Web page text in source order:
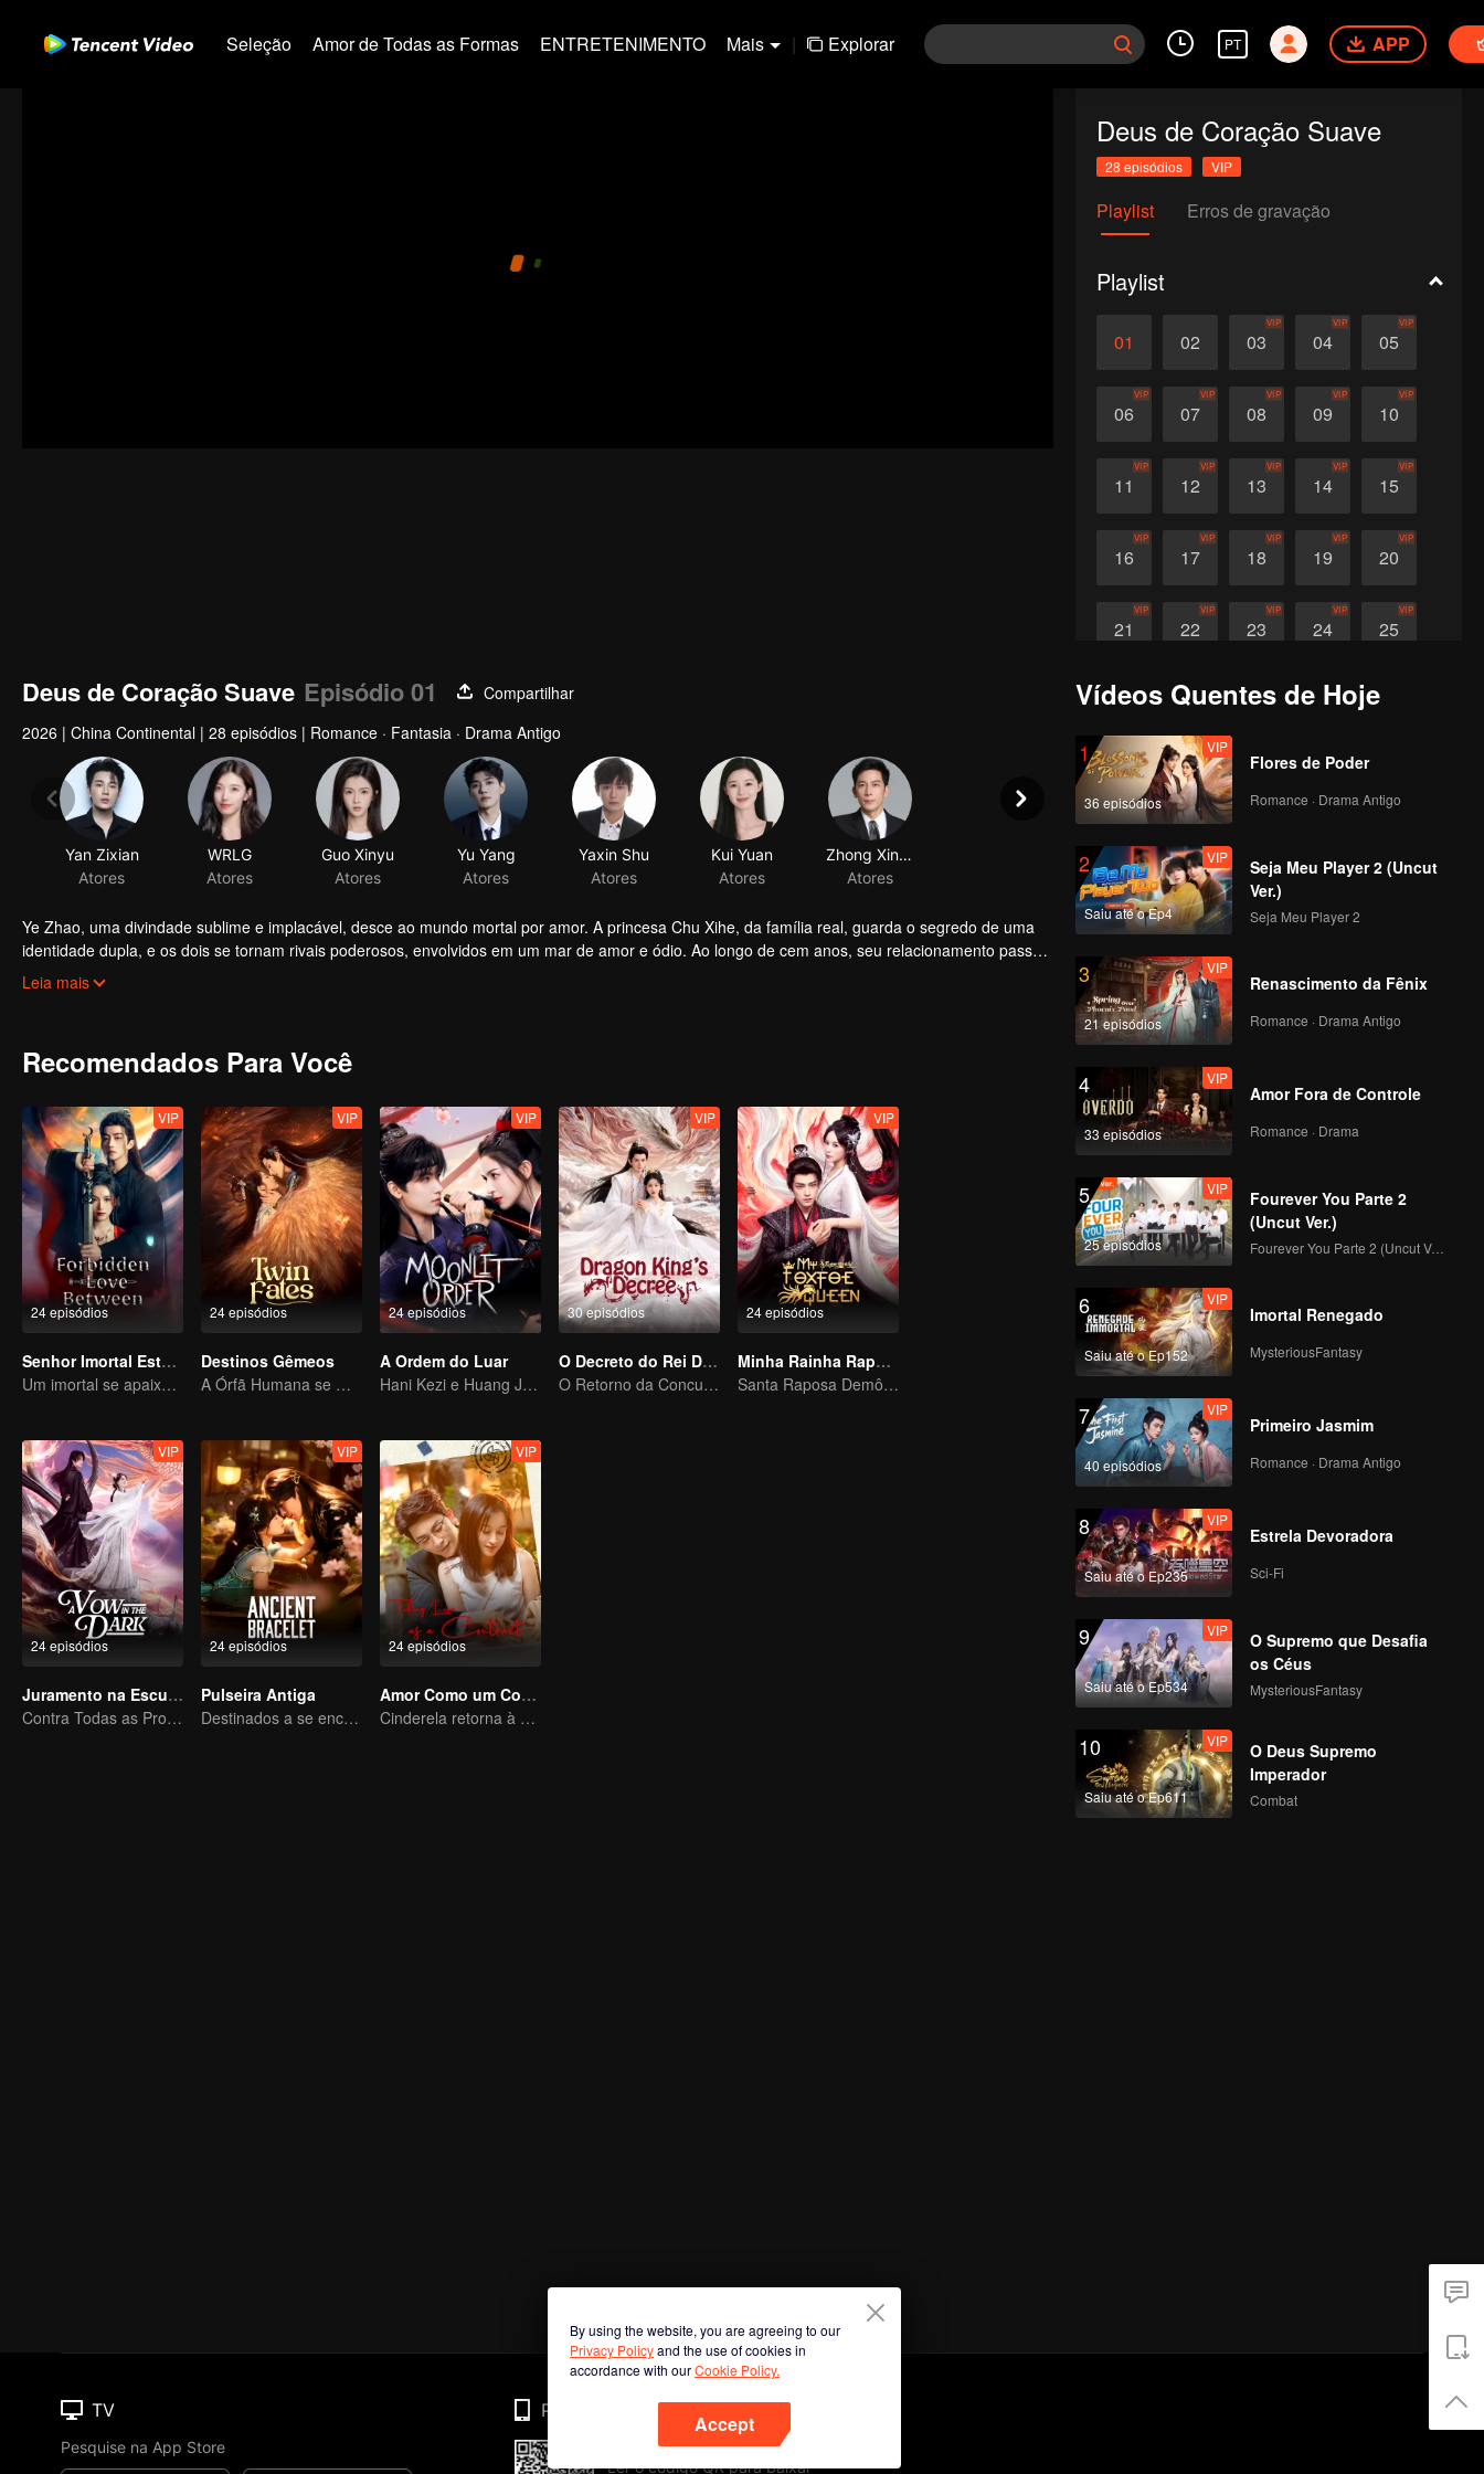
Seleção Amor de Todas as Formas ENTRETENIMENTO Mais | Explorar PT APP
Deus de Coração Suave
28 episódios VIP
Playlist Erros de gravação
Playlist
01 02 03
VIP
04
VIP
05
VIP
06
VIP
07
VIP
08
VIP
09
VIP
10
VIP
11
VIP
12
VIP
13
VIP
14
VIP
15
VIP
16
VIP
17
VIP
18
VIP
19
VIP
20
VIP
21
VIP
22
VIP
23
VIP
24
VIP
25
VIP
26 27 28
Deus de Coração Suave Episódio 01
Compartilhar
2026 | China Continental | 28 episódios | Romance · Fantasia · Drama Antigo
Yan Zixian
Atores
WRLG
Atores
Guo Xinyu
Atores
Yu Yang
Atores
Yaxin Shu
Atores
Kui Yuan
Atores
Zhong Xinghui
Atores
Ye Zhao, uma divindade sublime e implacável, desce ao mundo mortal por amor. A princesa Chu Xihe, da família real, guarda o segredo de uma
identidade dupla, e os dois se tornam rivais poderosos, envolvidos em um mar de amor e ódio. Ao longo de cem anos, seu relacionamento passa
do amor à primeira vista para um ressentimento profundo, enquanto um romance puro, mas fatídico, transcende a reencarnação—revelando
Leia mais
Recomendados Para Você
24 episódios
VIP
Senhor Imortal Está Em Apuros
Um imortal se apaixona por uma bruxa
24 episódios
VIP
Destinos Gêmeos
A Órfã Humana se Oferece para se Ligar à Besta Divina
24 episódios
VIP
A Ordem do Luar
Hani Kezi e Huang Junjie na Teia de Intrigas
30 episódios
VIP
O Decreto do Rei Dragão
O Retorno da Concubina Ridicularizada
24 episódios
VIP
Minha Rainha Raposa
Santa Raposa Demônio Supera o Exorcista
24 episódios
VIP
Juramento na Escuridão
Contra Todas as Probabilidades: O Amor Mortal do Lorde Demônio
24 episódios
VIP
Pulseira Antiga
Destinados a se encontrarem em três vidas, unidos por um único pensamento
24 episódios
VIP
Amor Como um Contrato
Cinderela retorna à alta sociedade e encontra o amor com o presidente
Vídeos Quentes de Hoje
1
36 episódios
VIP
Flores de Poder
Romance · Drama Antigo
2
Saiu até o Ep4
VIP
Seja Meu Player 2 (Uncut
Ver.)
Seja Meu Player 2
3
21 episódios
VIP
Renascimento da Fênix
Romance · Drama Antigo
4
33 episódios
VIP
Amor Fora de Controle
Romance · Drama
5
25 episódios
VIP
Fourever You Parte 2
(Uncut Ver.)
Fourever You Parte 2 (Uncut Ver.)
6
Saiu até o Ep152
VIP
Imortal Renegado
MysteriousFantasy
7
40 episódios
VIP
Primeiro Jasmim
Romance · Drama Antigo
8
Saiu até o Ep235
VIP
Estrela Devoradora
Sci-Fi
9
Saiu até o Ep534
VIP
O Supremo que Desafia
os Céus
MysteriousFantasy
10
Saiu até o Ep611
VIP
O Deus Supremo
Imperador
Combat
By using the website, you are agreeing to our
Privacy Policyand the use of cookies in
accordance with ourCookie Policy.
Accept
TV
Pesquise na App Store
Phone
Ler o código QR para baixar